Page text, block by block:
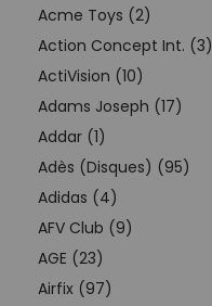
Acme Toys (2)
Action Concept Int. (3)
ActiVision (10)
Adams Joseph (17)
Addar (1)
Adès (Disques) (95)
Adidas (4)
AFV Club (9)
AGE (23)
Airfix (97)